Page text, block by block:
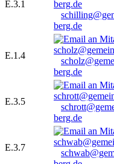
E.3.1
berg.de
E.1.4
berg.de
E.3.5
berg.de
E.3.7